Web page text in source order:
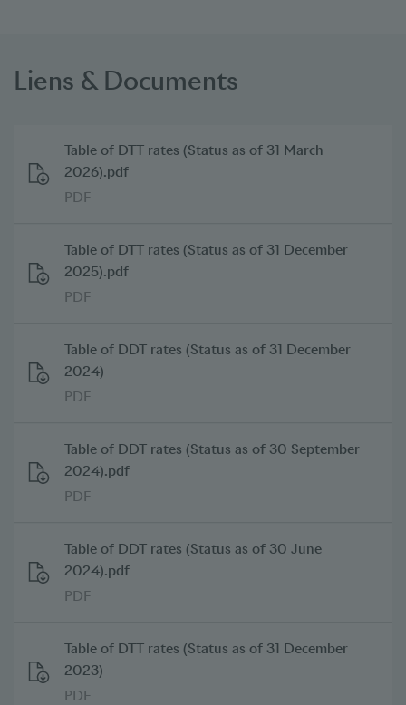
Liens & Documents
Table of DTT rates (Status as of 31 March
2026).pdf
PDF
Table of DTT rates (Status as of 31 December
2025).pdf
PDF
Table of DDT rates (Status as of 31 December
2024)
PDF
Table of DDT rates (Status as of 30 September
2024).pdf
PDF
Table of DDT rates (Status as of 30 June
2024).pdf
PDF
Table of DTT rates (Status as of 31 December
2023)
PDF